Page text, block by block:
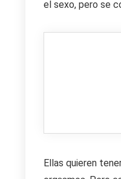
el sexo, pero se
Ellas quieren